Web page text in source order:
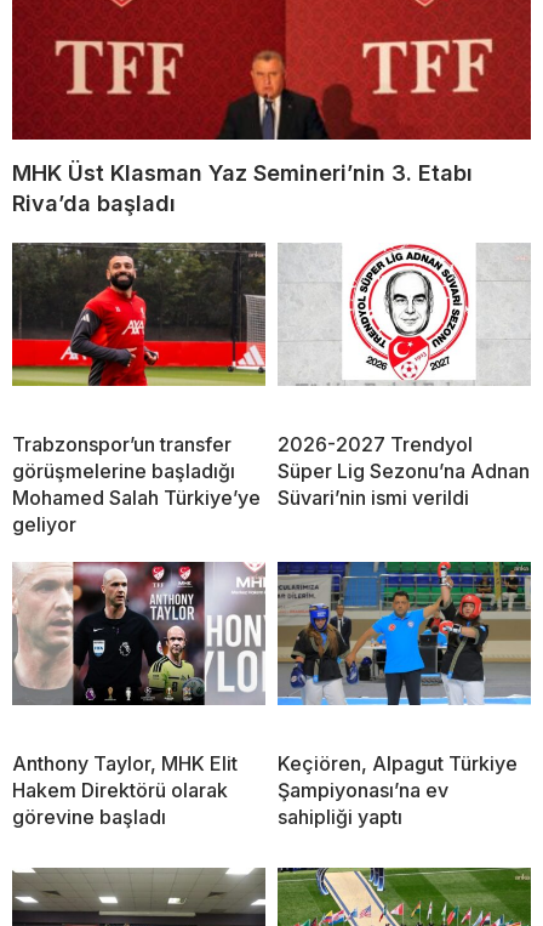
MHK Üst Klasman Yaz Semineri’nin 3. Etabı
Riva’da başladı
Trabzonspor’un transfer
görüşmelerine başladığı
Mohamed Salah Türkiye’ye
geliyor
2026-2027 Trendyol
Süper Lig Sezonu’na Adnan
Süvari’nin ismi verildi
Anthony Taylor, MHK Elit
Hakem Direktörü olarak
görevine başladı
Keçiören, Alpagut Türkiye
Şampiyonası’na ev
sahipliği yaptı